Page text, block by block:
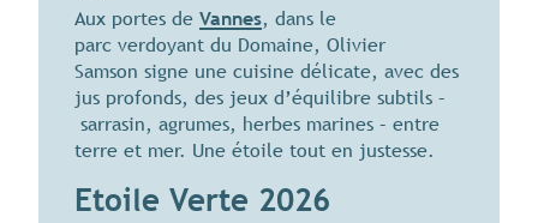
Aux portes de Vannes, dans le
parc verdoyant du Domaine, Olivier
Samson signe une cuisine délicate, avec des
jus profonds, des jeux d’équilibre subtils –
sarrasin, agrumes, herbes marines – entre
terre et mer. Une étoile tout en justesse.
Etoile Verte 2026